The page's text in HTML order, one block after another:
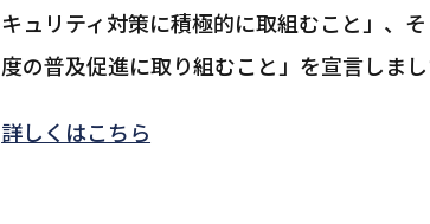
キュリティ対策に積極的に取組むこと」、
度の普及促進に取り組むこと」を宣言しまし
詳しくはこちら